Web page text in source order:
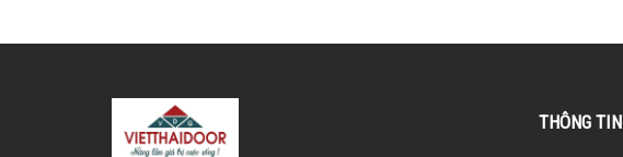
THÔNG TIN